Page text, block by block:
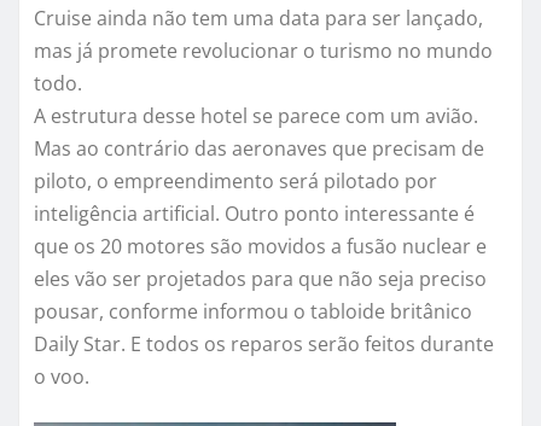
Cruise ainda não tem uma data para ser lançado,
mas já promete revolucionar o turismo no mundo
todo.
A estrutura desse hotel se parece com um avião.
Mas ao contrário das aeronaves que precisam de
piloto, o empreendimento será pilotado por
inteligência artificial. Outro ponto interessante é
que os 20 motores são movidos a fusão nuclear e
eles vão ser projetados para que não seja preciso
pousar, conforme informou o tabloide britânico
Daily Star. E todos os reparos serão feitos durante
o voo.